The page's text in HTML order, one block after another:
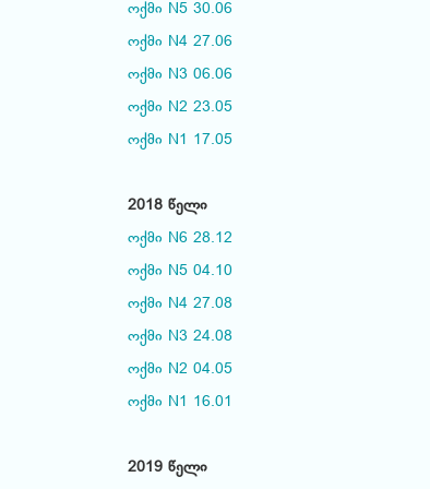
ოქმი N5 30.06
ოქმი N4 27.06
ოქმი N3 06.06
ოქმი N2 23.05
ოქმი N1 17.05
2018 წელი
ოქმი N6 28.12
ოქმი N5 04.10
ოქმი N4 27.08
ოქმი N3 24.08
ოქმი N2 04.05
ოქმი N1 16.01
2019 წელი